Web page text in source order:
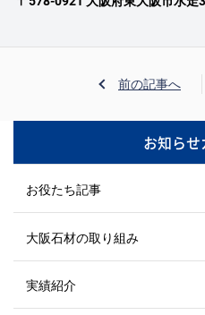
前の記事へ
お知らせ
お役たち記事
大阪石材の取り組み
実績紹介